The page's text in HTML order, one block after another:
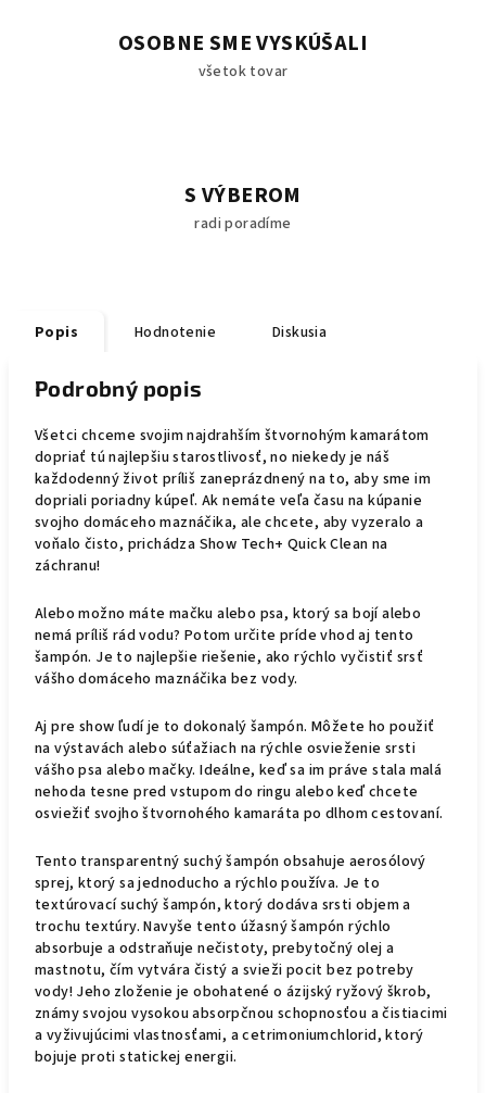
OSOBNE SME VYSKÚŠALI
všetok tovar
S VÝBEROM
radi poradíme
Popis Hodnotenie Diskusia
Podrobný popis
Všetci chceme svojim najdrahším štvornohým kamarátom
dopriať tú najlepšiu starostlivosť, no niekedy je náš
každodenný život príliš zaneprázdnený na to, aby sme im
dopriali poriadny kúpeľ. Ak nemáte veľa času na kúpanie
svojho domáceho maznáčika, ale chcete, aby vyzeralo a
voňalo čisto, prichádza Show Tech+ Quick Clean na
záchranu!
Alebo možno máte mačku alebo psa, ktorý sa bojí alebo
nemá príliš rád vodu? Potom určite príde vhod aj tento
šampón. Je to najlepšie riešenie, ako rýchlo vyčistiť srsť
vášho domáceho maznáčika bez vody.
Aj pre show ľudí je to dokonalý šampón. Môžete ho použiť
na výstavách alebo súťažiach na rýchle osvieženie srsti
vášho psa alebo mačky. Ideálne, keď sa im práve stala malá
nehoda tesne pred vstupom do ringu alebo keď chcete
osviežiť svojho štvornohého kamaráta po dlhom cestovaní.
Tento transparentný suchý šampón obsahuje aerosólový
sprej, ktorý sa jednoducho a rýchlo používa. Je to
textúrovací suchý šampón, ktorý dodáva srsti objem a
trochu textúry. Navyše tento úžasný šampón rýchlo
absorbuje a odstraňuje nečistoty, prebytočný olej a
mastnotu, čím vytvára čistý a svieži pocit bez potreby
vody! Jeho zloženie je obohatené o ázijský ryžový škrob,
známy svojou vysokou absorpčnou schopnosťou a čistiacimi
a vyživujúcimi vlastnosťami, a cetrimoniumchlorid, ktorý
bojuje proti statickej energii.